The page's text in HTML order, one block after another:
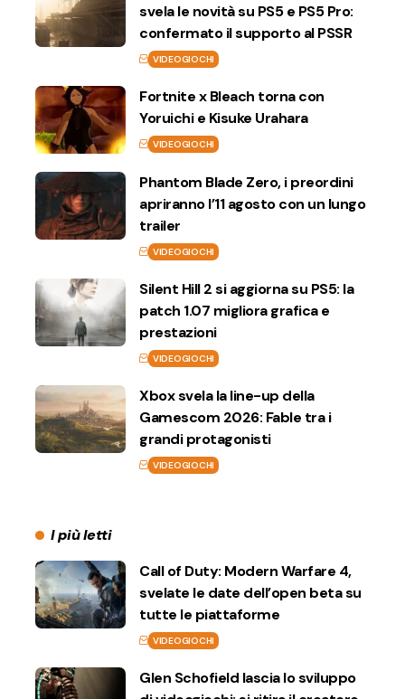
svela le novità su PS5 e PS5 Pro:
confermato il supporto al PSSR
VIDEOGIOCHI
Fortnite x Bleach torna con
Yoruichi e Kisuke Urahara
VIDEOGIOCHI
Phantom Blade Zero, i preordini
apriranno l’11 agosto con un lungo
trailer
VIDEOGIOCHI
Silent Hill 2 si aggiorna su PS5: la
patch 1.07 migliora grafica e
prestazioni
VIDEOGIOCHI
Xbox svela la line-up della
Gamescom 2026: Fable tra i
grandi protagonisti
VIDEOGIOCHI
I più letti
Call of Duty: Modern Warfare 4,
svelate le date dell’open beta su
tutte le piattaforme
VIDEOGIOCHI
Glen Schofield lascia lo sviluppo